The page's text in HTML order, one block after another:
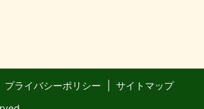
プライバシーポリシー
サイトマップ